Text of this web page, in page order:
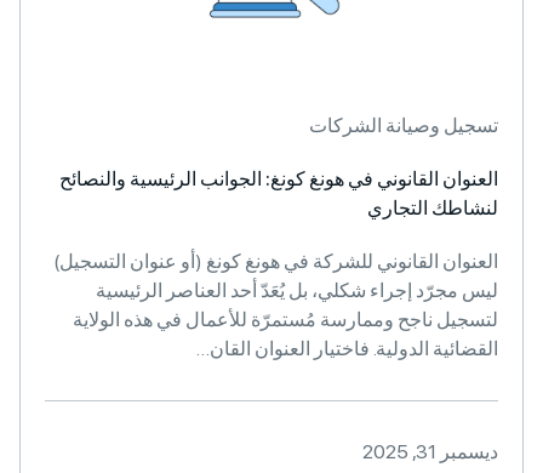
تسجيل وصيانة الشركات
العنوان القانوني في هونغ كونغ: الجوانب الرئيسية والنصائح
لنشاطك التجاري
العنوان القانوني للشركة في هونغ كونغ (أو عنوان التسجيل)
ليس مجرّد إجراء شكلي، بل يُعَدّ أحد العناصر الرئيسية
لتسجيل ناجح وممارسة مُستمرّة للأعمال في هذه الولاية
القضائية الدولية. فاختيار العنوان القان…
ديسمبر 31, 2025